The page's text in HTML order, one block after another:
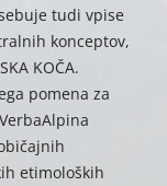
tudi vpise
konceptov,
KOČA.
pomena za
etimoloških